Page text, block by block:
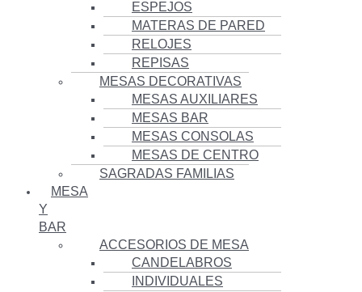
ESPEJOS
MATERAS DE PARED
RELOJES
REPISAS
MESAS DECORATIVAS
MESAS AUXILIARES
MESAS BAR
MESAS CONSOLAS
MESAS DE CENTRO
SAGRADAS FAMILIAS
MESA
Y
BAR
ACCESORIOS DE MESA
CANDELABROS
INDIVIDUALES